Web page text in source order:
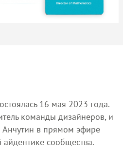
16 мая 2023 года.
команды дизайнеров, и
в прямом эфире
сообщества.